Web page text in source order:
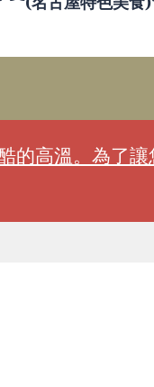
的高溫。為了